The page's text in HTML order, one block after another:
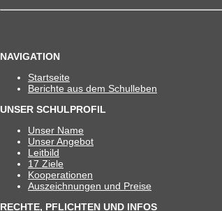
NAVIGATION
Start­seite
Berichte aus dem Schulleben
UNSER SCHULPROFIL
Unser Name
Unser Ange­bot
Leit­bild
17 Ziele
Koope­ra­tio­nen
Aus­zeich­nun­gen und Preise
RECHTE, PFLICHTEN UND INFOS